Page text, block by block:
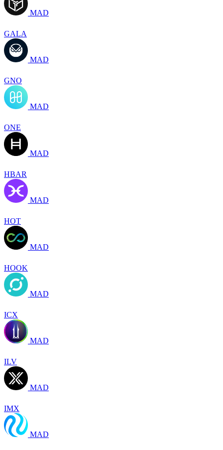
MAD
GALA
MAD
GNO
MAD
ONE
MAD
HBAR
MAD
HOT
MAD
HOOK
MAD
ICX
MAD
ILV
MAD
IMX
MAD